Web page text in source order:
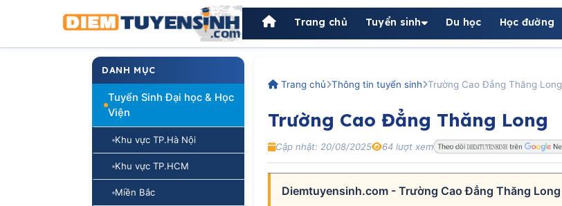
Trang chủ Tuyển sinh Du học Học đường
DANH MỤC
Tuyển Sinh Đại học & Học
Viện
Khu vực TP.Hà Nội
Khu vực TP.HCM
Miền Bắc
Trang chủ Thông tin tuyển sinh Trường Cao Đẳng Thăng Long
Trường Cao Đẳng Thăng Long
Cập nhật: 20/08/2025 64 lượt xem
Diemtuyensinh.com - Trường Cao Đẳng Thăng Long